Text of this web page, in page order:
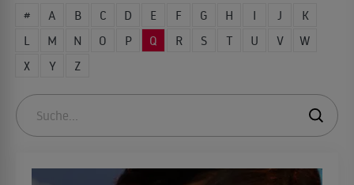
# A B C D E F G H I J
K
L
M N O P Q R S T U V
W
X
Y Z